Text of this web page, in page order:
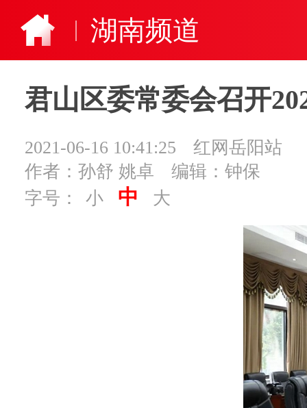
湖南频道
君山区委常委会召开
2021-06-16 10:41:25
红网岳阳站
作者：孙舒 姚卓
编辑：钟保
字号：
小 中 大